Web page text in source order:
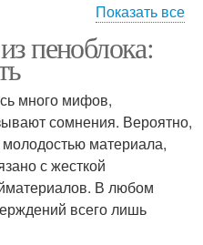
Проблема с
электричеством
Основные затраты
Показать все
пеноблока:
много мифов,
сомнения. Вероятно,
молодостью материала,
с жесткой
В любом
всего лишь